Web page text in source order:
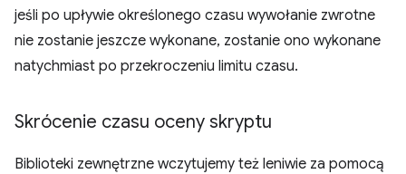
jeśli po upływie określonego czasu wywołanie zwrotne
nie zostanie jeszcze wykonane, zostanie ono wykonane
natychmiast po przekroczeniu limitu czasu.
Skrócenie czasu oceny skryptu
Biblioteki zewnętrzne wczytujemy też leniwie za pomocą